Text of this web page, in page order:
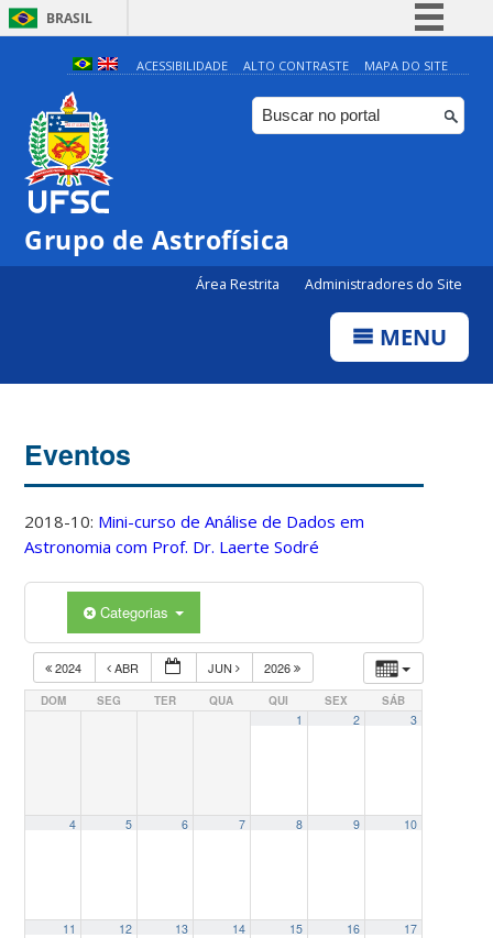
BRASIL
Simplifique!
Comunica BR
Participe
ACESSIBILIDADE ALTO CONTRASTE MAPA DO SITE
Grupo de Astrofísica
Área Restrita Administradores do Site
MENU
Eventos
2018-10: Mini-curso de Análise de Dados em
Astronomia com Prof. Dr. Laerte Sodré
Categorias
2024 ABR JUN 2026
DOM SEG TER QUA QUI SEX SÁB
1 2 3
4 5 6 7 8 9 10
11 12 13 14 15 16 17